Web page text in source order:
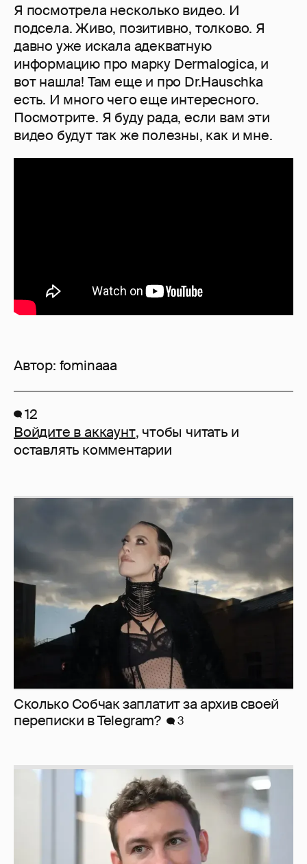
Я посмотрела несколько видео. И
подсела. Живо, позитивно, толково. Я
давно уже искала адекватную
информацию про марку Dermalogica, и
вот нашла! Там еще и про Dr.Hauschka
есть. И много чего еще интересного.
Посмотрите. Я буду рада, если вам эти
видео будут так же полезны, как и мне.
Автор: fominaaa
12
Войдите в аккаунт, чтобы читать и
оставлять комментарии
Сколько Собчак заплатит за архив своей
перeписки в Telegram?
3